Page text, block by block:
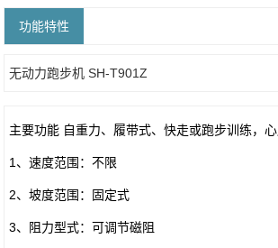
功能特性
无动力跑步机 SH-T901Z
主要功能 自重力、履带式、快走或跑步训练，
1、速度范围：不限
2、坡度范围：固定式
3、阻力型式：可调节磁阻